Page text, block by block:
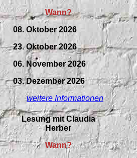
Wann?
08. Oktober 2026
23. Oktober 2026
06. November 2026
03. Dezember 2026
weitere Informationen
Lesung mit Claudia
Herber
Wann?